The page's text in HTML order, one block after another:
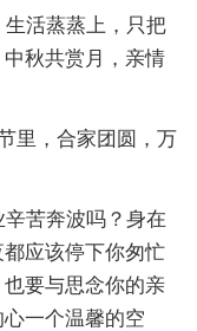
活蒸蒸上，只把
秋共赏月，亲情
里，合家团圆，万
苦奔波吗？身在
应该停下你匆忙
要与思念你的亲
一个温馨的空